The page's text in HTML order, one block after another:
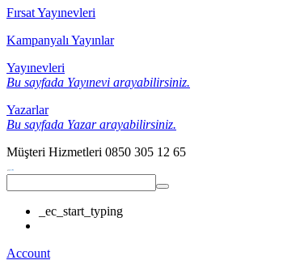
Fırsat Yayınevleri
Kampanyalı Yayınlar
Yayınevleri
Bu sayfada Yayınevi arayabilirsiniz.
Yazarlar
Bu sayfada Yazar arayabilirsiniz.
Müşteri Hizmetleri 0850 305 12 65
_ec_start_typing
Account